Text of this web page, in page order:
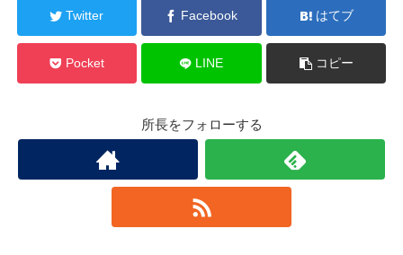
Twitter Facebook はてブ
Pocket LINE コピー
所長をフォローする